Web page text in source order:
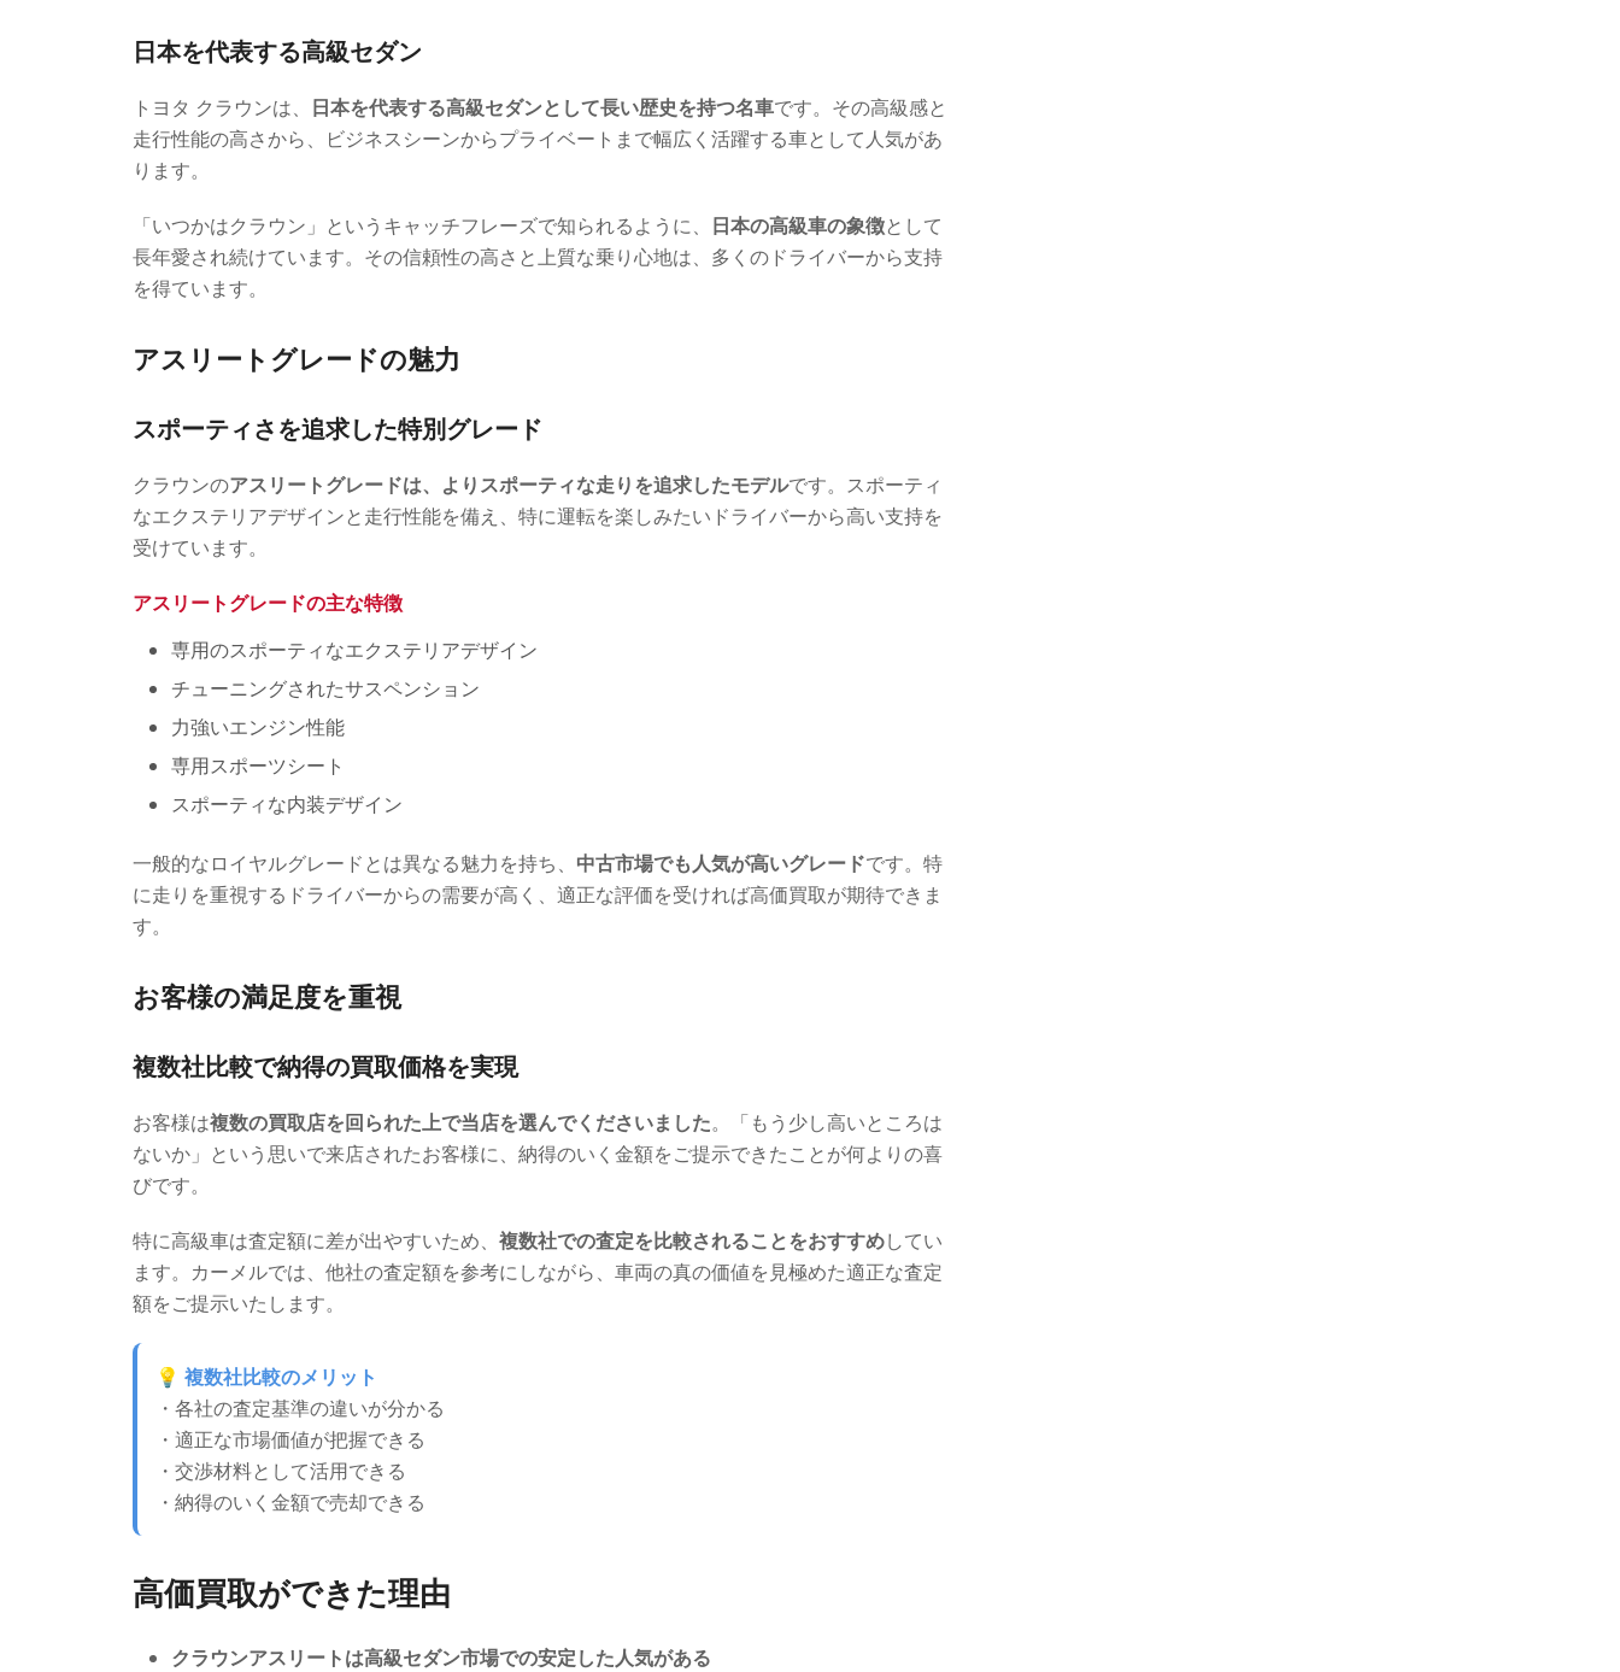
日本を代表する高級セダン
トヨタ クラウンは、 日本を代表する高級セダンとして長い歴史を持つ名車です。その高級感と
走行性能の高さから、ビジネスシーンからプライベートまで幅広く活躍する車として人気があ
ります。
「いつかはクラウン」というキャッチフレーズで知られるように、 日本の高級車の象徴として
長年愛され続けています。その信頼性の高さと上質な乗り心地は、多くのドライバーから支持
を得ています。
アスリートグレードの魅力
スポーティさを追求した特別グレード
クラウンのアスリートグレードは、よりスポーティな走りを追求したモデルです。スポーティ
なエクステリアデザインと走行性能を備え、特に運転を楽しみたいドライバーから高い支持を
受けています。
アスリートグレードの主な特徴
専用のスポーティなエクステリアデザイン
チューニングされたサスペンション
力強いエンジン性能
専用スポーツシート
スポーティな内装デザイン
一般的なロイヤルグレードとは異なる魅力を持ち、 中古市場でも人気が高いグレードです。特
に走りを重視するドライバーからの需要が高く、適正な評価を受ければ高価買取が期待できま
す。
お客様の満足度を重視
複数社比較で納得の買取価格を実現
お客様は複数の買取店を回られた上で当店を選んでくださいました。「もう少し高いところは
ないか」という思いで来店されたお客様に、納得のいく金額をご提示できたことが何よりの喜
びです。
特に高級車は査定額に差が出やすいため、 複数社での査定を比較されることをおすすめしてい
ます。カーメルでは、他社の査定額を参考にしながら、車両の真の価値を見極めた適正な査定
額をご提示いたします。
💡 複数社比較のメリット
・各社の査定基準の違いが分かる
・適正な市場価値が把握できる
・交渉材料として活用できる
・納得のいく金額で売却できる
高価買取ができた理由
クラウンアスリートは高級セダン市場での安定した人気がある